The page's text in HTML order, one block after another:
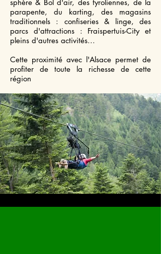
sphère & Bol d'air, des tyroliennes, de la
parapente, du karting, des magasins
traditionnels : confiseries & linge, des
parcs d'attractions : Fraispertuis-City et
pleins d'autres activités...
Cette proximité avec l'Alsace permet de
profiter de toute la richesse de cette
région